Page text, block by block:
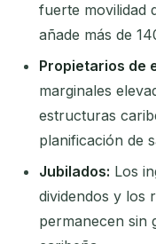
fuerte movilidad
añade más de
Propietarios de
marginales
estructuras
planificación de
Jubilados: Los
dividendos y los
permanecen sin